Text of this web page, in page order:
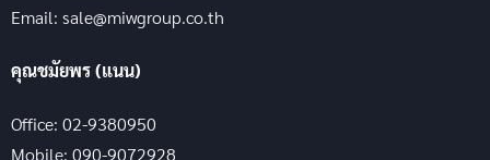
Email: sale@miwgroup.co.th
คุณชมัยพร (แนน)
Office: 02-9380950
Mobile: 090-9072928